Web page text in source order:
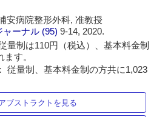
安病院整形外科, 准教授
ャーナル (95)9-14, 2020.
量制は110円（税込）、基本料金制
す。
従量制、基本料金制の方共に1,023
ブストラクトを見る